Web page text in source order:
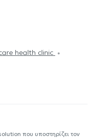
health clinic
που υποστηρίζει τον